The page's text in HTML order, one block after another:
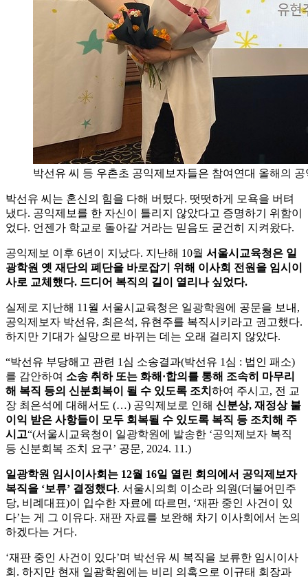
박선유 씨 등 우촌초 공익제보자들은 참여연대 올해의
박선유 씨는 혼신의 힘을 다해 버텼다. 떳떳하게 모욕을 버텨
냈다. 공익제보를 한 자신이 틀리지 않았다고 증명하기 위함이
었다. 언젠가 학교로 돌아갈 거라는 믿음도 굳건히 지켜왔다.
공익제보 이후 6년이 지났다. 지난해 10월 서울시교육청은 일
광학원 옛 재단의 폐단을 바로잡기 위해 이사회 전원을 임시이
사로 교체했다. 드디어 복직의 길이 열리나 싶었다.
실제로 지난해 11월 서울시교육청은 일광학원에 공문을 보내,
공익제보자 박선유, 최은석, 유현주를 복직시키라고 권고했다.
하지만 기대가 실망으로 바뀌는 데는 오래 걸리지 않았다.
“박선유 부당해고 관련 1심 소송결과(박선유 1심 : 법인 패소)
를 감안하여 소송 취하 또는 화해·합의를 통해 조속히 마무리
해 복직 등의 신분회복이 될 수 있도록 조치 하여 주시고, 전 교
장 최은석에 대해서도 (…) 공익제보로 인해 신분상, 재정상 불
이익 받은 사항들이 모두 회복될 수 있도록 복직 등 조치해 주
시고“(서울시교육청이 일광학원에 발송한 ‘공익제보자 복직
등 신분회복 조치 요구’ 공문, 2024. 11.)
일광학원 임시이사회는 12월 16일 열린 회의에서 공익제보자
복직을 ‘보류’ 결정했다. 서울시의회 이소라 의원(더불어민주
당, 비례대표)이 입수한 자료에 따르면, ‘재판 중인 사건이 있
다’는 게 그 이유다. 재판 자료를 보완해 차기 이사회에서 논의
하겠다는 거다.
‘재판 중인 사건이 있다’며 박선유 씨 복직을 보류한 임시이사
회. 하지만 현재 일광학원에는 비리 의혹으로 이규태 회장과